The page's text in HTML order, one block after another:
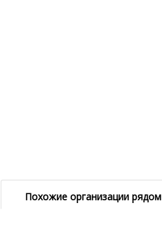
Похожие организации рядом